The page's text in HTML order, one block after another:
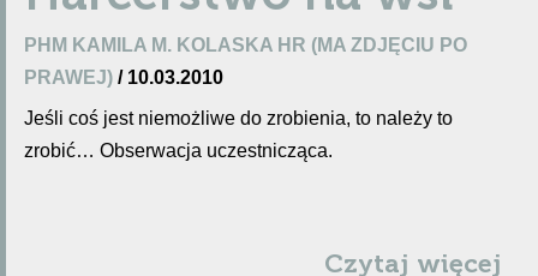
PHM KAMILA M. KOLASKA HR (MA ZDJĘCIU PO
PRAWEJ) / 10.03.2010
Jeśli coś jest niemożliwe do zrobienia, to należy to
zrobić… Obserwacja uczestnicząca.
Czytaj więcej